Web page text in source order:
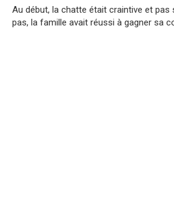
Au début, la chatte était craintive et pas
pas, la famille avait réussi à gagner sa